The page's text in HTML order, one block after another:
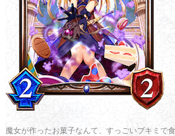
魔女が作ったお菓子なんて、すっごいブキミ